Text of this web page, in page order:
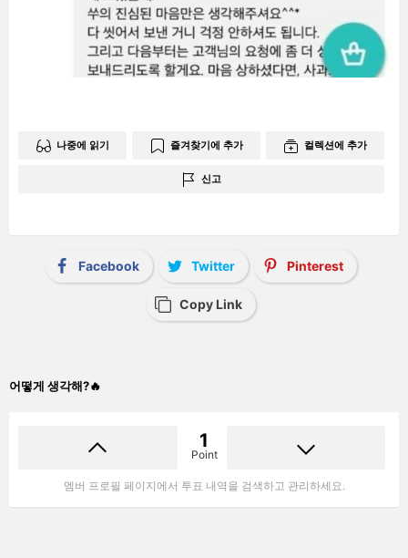
나중에 읽기 즐겨찾기에 추가 컬렉션에 추가
신고
Facebook Twitter Pinterest
Copy Link
어떻게 생각해?🔥
1
Point
멤버 프로필 페이지에서 투표 내역을 검색하고 관리하세요.